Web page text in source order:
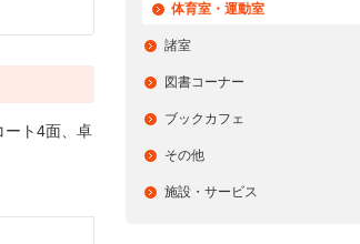
ート4面、卓
体育室・運動室
諸室
図書コーナー
ブックカフェ
その他
施設・サービス